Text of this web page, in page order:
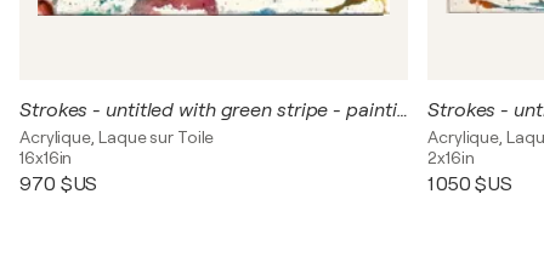
Strokes - untitled with green stripe - painting 3
Acrylique, Laque sur Toile
16x16in
970 $US
Acrylique,
2x16in
1 050 $US